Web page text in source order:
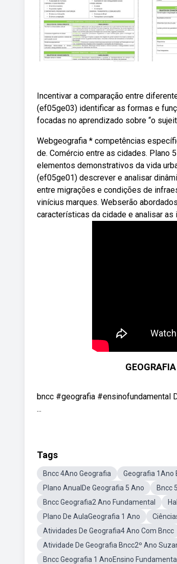
Incentivar a comparação entre
(ef05ge03) identificar as formas e
focadas no aprendizado sobre “o
Webgeografia * competências
de. Comércio entre as cidades. Plano
elementos demonstrativos da vida
(ef05ge01) descrever e analisar
entre migrações e condições de
vinícius marques. Webserão
características da cidade e analisar as
bncc #geografia #ensinofundamental
...
Tags
Bncc 4Ano Geografia Geografia 1Ano
Plano AnualDe Geografia 5 Ano
Bncc
Bncc Geografia2 Ano Fundamental
Plano De AulaGeografia 1 Ano
Atividades De Geografia4 Ano Com Bncc
Atividade De Geografia Bncc2º Ano
Bncc Geografia 1 AnoEnsino Fundamental